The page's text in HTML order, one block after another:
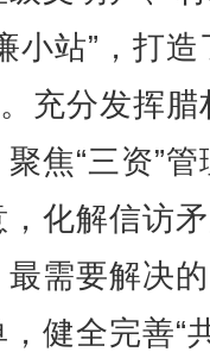
小站”，打造
充分发挥腊
焦“三资”管
化解信访
需要解决
健全完善“